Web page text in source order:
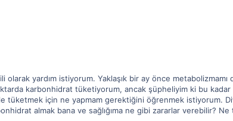
yardım istiyorum. Yaklaşık bir ay önce
karbonhidrat tüketiyorum, ancak şüpheliyim ki bu
tüketmek için ne yapmam gerektiğini öğrenmek istiyorum.
almak bana ve sağlığıma ne gibi zararlar verebilir?